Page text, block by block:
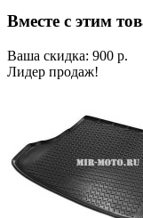
Вместе с этим
Ваша скидка: 900 р.
Лидер продаж!